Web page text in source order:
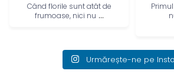
Primul challenge… și sigur
nu ultimul. 😄🌸
Urmărește-ne pe